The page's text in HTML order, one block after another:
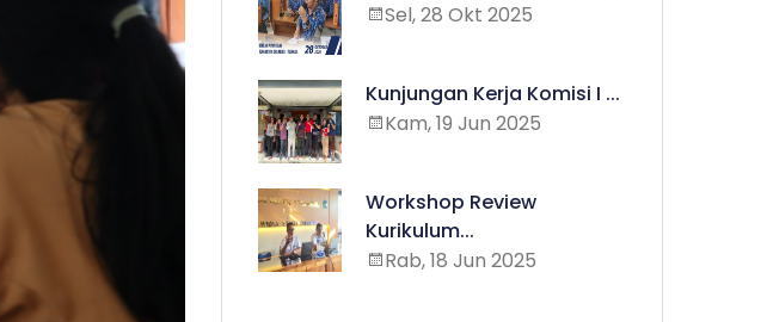
Sel, 28 Okt 2025
Kunjungan Kerja Komisi I ...
Kam, 19 Jun 2025
Workshop Review
Kurikulum...
Rab, 18 Jun 2025